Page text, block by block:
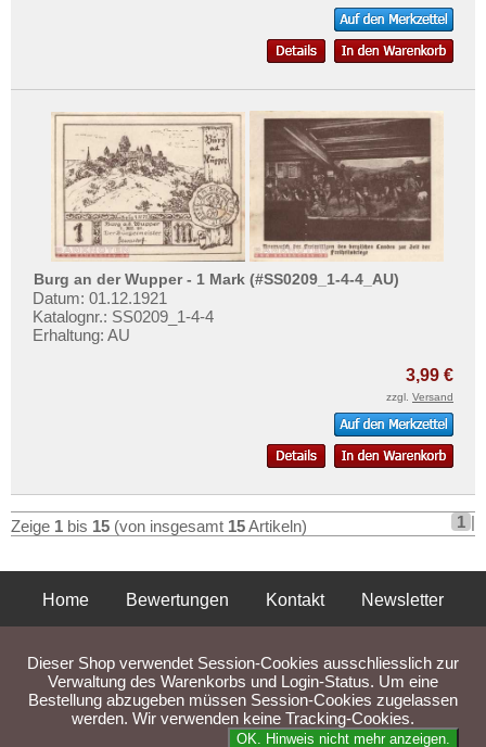
Burg an der Wupper - 1 Mark (#SS0209_1-4-4_AU)
Datum: 01.12.1921
Katalognr.: SS0209_1-4-4
Erhaltung: AU
3,99 €
zzgl. Versand
Zeige 1 bis 15 (von insgesamt 15Artikeln) 1 |
Home Bewertungen Kontakt
Newsletter
Liefer- und Versandkosten
Dieser Shop verwendet Session-Cookies ausschliesslich zur
Verwaltung des Warenkorbs und Login-Status. Um eine
Bestellung abzugeben müssen Session-Cookies zugelassen
werden. Wir verwenden keine Tracking-Cookies.
OK. Hinweis nicht mehr anzeigen.